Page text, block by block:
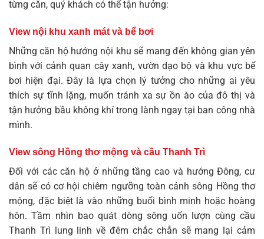
từng căn, quý khách có thể tận hưởng:
View nội khu xanh mát và bể bơi
Những căn hộ hướng nội khu sẽ mang đến không gian yên
bình với cảnh quan cây xanh, vườn dạo bộ và khu vực bể
bơi hiện đại. Đây là lựa chọn lý tưởng cho những ai yêu
thích sự tĩnh lặng, muốn tránh xa sự ồn ào của đô thị và
tận hưởng bầu không khí trong lành ngay tại ban công nhà
mình.
View sông Hồng thơ mộng và cầu Thanh Trì
Đối với các căn hộ ở những tầng cao và hướng Đông, cư
dân sẽ có cơ hội chiêm ngưỡng toàn cảnh sông Hồng thơ
mộng, đặc biệt là vào những buổi bình minh hoặc hoàng
hôn. Tầm nhìn bao quát dòng sông uốn lượn cùng cầu
Thanh Trì lung linh về đêm chắc chắn sẽ mang lại cảm